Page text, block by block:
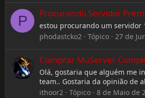
P Procurando Servidor
estou procurando um servidor
phodastcko2
Tópico 27 de
Comprar MuServer
Olá, gostaria que alguém me
team.. Gostaria da opinião de
ithoor2
Tópico 8 de Maio de